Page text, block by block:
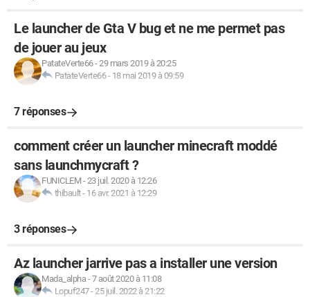
Le launcher de Gta V bug et ne me permet pas
de jouer au jeux
PatateVerte66-29 mars 2019 à 20:25
PatateVerte66- 18 mai 2019 à 09:59
7 réponses
comment créer un launcher minecraft moddé
sans launchmycraft ?
FUNICLEM-23 juil. 2020 à 12:26
thibault- 16 avr. 2021 à 12:29
3 réponses
Az launcher jarrive pas a installer une version
Mada_alpha-7 août 2020 à 11:08
Lopuf247-25 juil. 2022 à 21:22